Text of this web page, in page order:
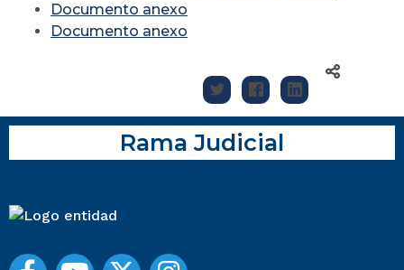
Documento anexo
Documento anexo
Rama Judicial